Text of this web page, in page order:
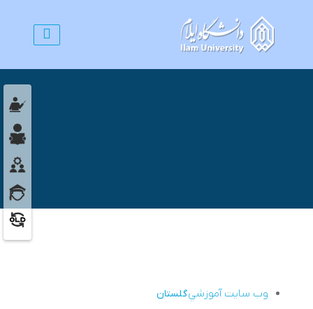
وب سايت آموزشيگلستان